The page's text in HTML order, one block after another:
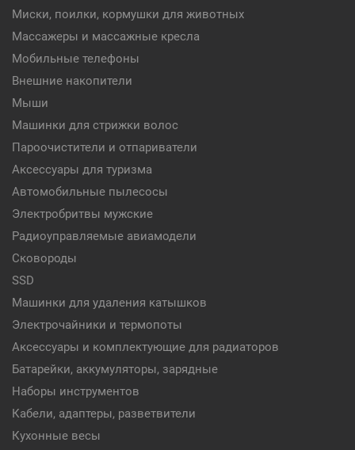
Миски, поилки, кормушки для животных
Массажеры и массажные кресла
Мобильные телефоны
Внешние накопители
Мыши
Машинки для стрижки волос
Пароочистители и отпариватели
Аксессуары для туризма
Автомобильные пылесосы
Электробритвы мужские
Радиоуправляемые авиамодели
Сковороды
SSD
Машинки для удаления катышков
Электрочайники и термопоты
Аксессуары и комплектующие для радиаторов
Батарейки, аккумуляторы, зарядные
Наборы инструментов
Кабели, адаптеры, разветвители
Кухонные весы